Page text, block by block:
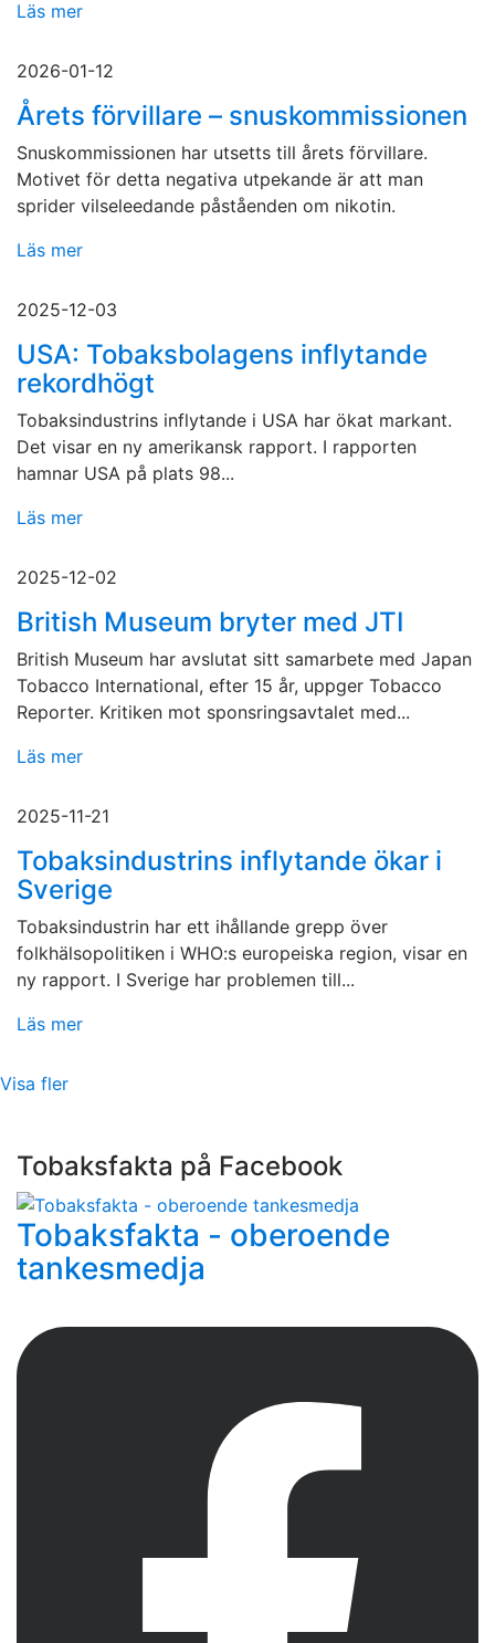
Läs mer
2026-01-12
Årets förvillare – snuskommissionen
Snuskommissionen har utsetts till årets förvillare.
Motivet för detta negativa utpekande är att man
sprider vilseleedande påståenden om nikotin.
Läs mer
2025-12-03
USA: Tobaksbolagens inflytande
rekordhögt
Tobaksindustrins inflytande i USA har ökat markant.
Det visar en ny amerikansk rapport. I rapporten
hamnar USA på plats 98...
Läs mer
2025-12-02
British Museum bryter med JTI
British Museum har avslutat sitt samarbete med Japan
Tobacco International, efter 15 år, uppger Tobacco
Reporter. Kritiken mot sponsringsavtalet med...
Läs mer
2025-11-21
Tobaksindustrins inflytande ökar i
Sverige
Tobaksindustrin har ett ihållande grepp över
folkhälsopolitiken i WHO:s europeiska region, visar en
ny rapport. I Sverige har problemen till...
Läs mer
Visa fler
Tobaksfakta på Facebook
Tobaksfakta - oberoende
tankesmedja